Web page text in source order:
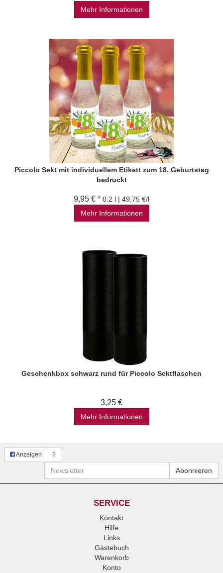
Mehr Informationen
Piccolo Sekt mit individuellem Etikett zum 18. Geburtstag
bedruckt
9,95 € * 0.2 l | 49,75 €/l
Mehr Informationen
Geschenkbox schwarz rund für Piccolo Sektflaschen
3,25 €
Mehr Informationen
Anzeigen ?
Newsletter Abonnieren
SERVICE
Kontakt
Hilfe
Links
Gästebuch
Warenkorb
Konto